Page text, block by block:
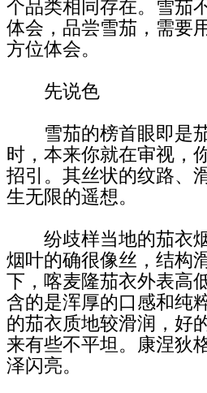
个品类相同存在。雪茄
体会，品尝雪茄，需要
方位体会。
先说色
雪茄的榜首眼即是茄
时，本来你就在审视，
招引。其丝状的纹路、
生无限的遥想。
纷歧样当地的茄衣烟
烟叶的确很像丝，结构
下，喀麦隆茄衣外表高
含的是浑厚的口感和纯
的茄衣质地较滑润，好
来有些不平坦。康涅狄
泽闪亮。